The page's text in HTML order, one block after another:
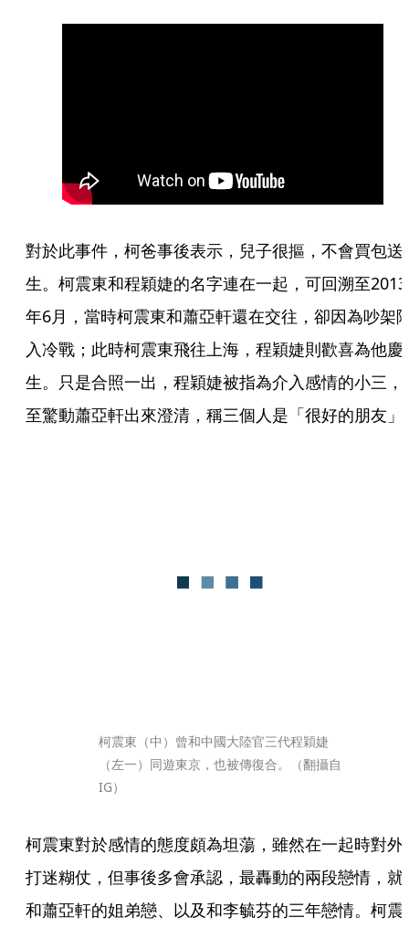
對於此事件，柯爸事後表示，兒子很摳，不會買包送
生。柯震東和程穎婕的名字連在一起，可回溯至2013
年6月，當時柯震東和蕭亞軒還在交往，卻因為吵架
入冷戰；此時柯震東飛往上海，程穎婕則歡喜為他慶
生。只是合照一出，程穎婕被指為介入感情的小三，
至驚動蕭亞軒出來澄清，稱三個人是「很好的朋友」
柯震東（中）曾和中國大陸官三代程穎婕
（左一）同遊東京，也被傳復合。（翻攝自
IG）
柯震東對於感情的態度頗為坦蕩，雖然在一起時對外
打迷糊仗，但事後多會承認，最轟動的兩段戀情，就
和蕭亞軒的姐弟戀、以及和李毓芬的三年戀情。柯震